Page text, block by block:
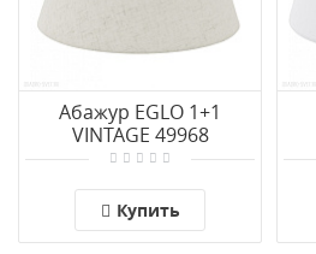
Абажур EGLO 1+1
VINTAGE 49968
Купить